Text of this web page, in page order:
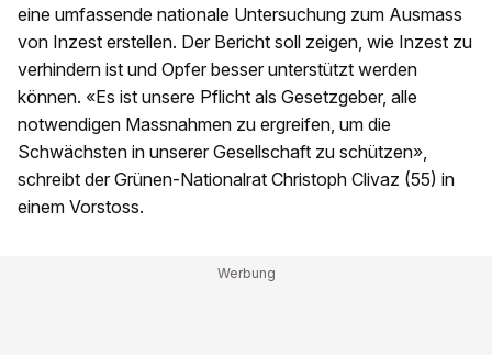
eine umfassende nationale Untersuchung zum Ausmass
von Inzest erstellen. Der Bericht soll zeigen, wie Inzest zu
verhindern ist und Opfer besser unterstützt werden
können. «Es ist unsere Pflicht als Gesetzgeber, alle
notwendigen Massnahmen zu ergreifen, um die
Schwächsten in unserer Gesellschaft zu schützen»,
schreibt der Grünen-Nationalrat Christoph Clivaz (55) in
einem Vorstoss.